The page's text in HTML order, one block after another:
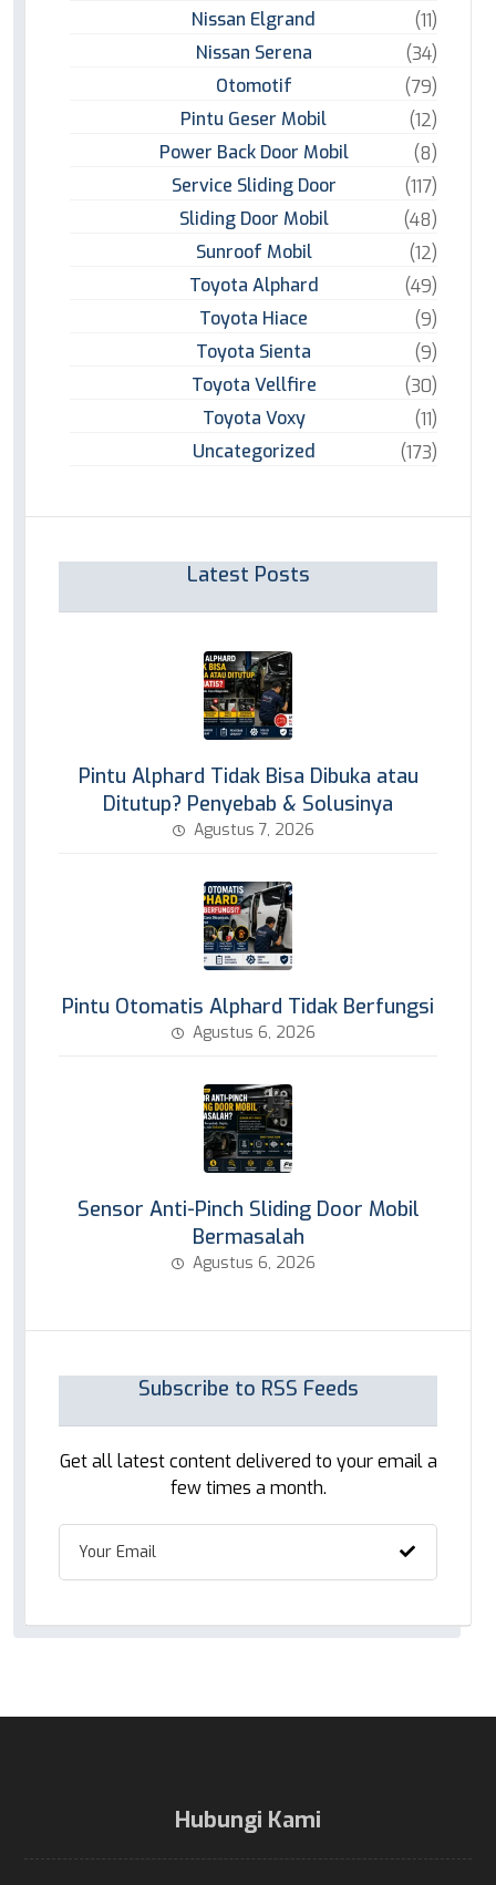
Nissan Elgrand
(11)
Nissan Serena
(34)
Otomotif
(79)
Pintu Geser Mobil
(12)
Power Back Door Mobil
(8)
Service Sliding Door
(117)
Sliding Door Mobil
(48)
Sunroof Mobil
(12)
Toyota Alphard
(49)
Toyota Hiace
(9)
Toyota Sienta
(9)
Toyota Vellfire
(30)
Toyota Voxy
(11)
Uncategorized
(173)
Latest Posts
Pintu Alphard Tidak Bisa Dibuka atau
Ditutup? Penyebab & Solusinya
Agustus 7, 2026
Pintu Otomatis Alphard Tidak Berfungsi
Agustus 6, 2026
Sensor Anti-Pinch Sliding Door Mobil
Bermasalah
Agustus 6, 2026
Subscribe to RSS Feeds
Get all latest content delivered to your email a
few times a month.
Hubungi Kami